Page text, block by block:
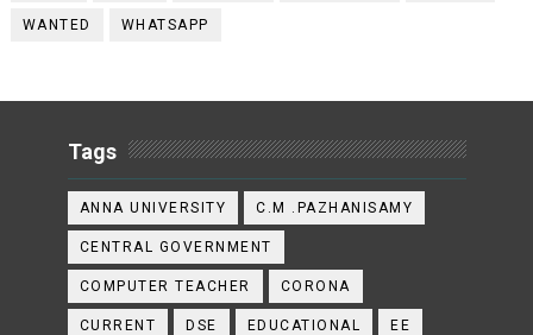
WANTED WHATSAPP
Tags
ANNA UNIVERSITY C.M .PAZHANISAMY
CENTRAL GOVERNMENT
COMPUTER TEACHER CORONA
CURRENT DSE EDUCATIONAL EE